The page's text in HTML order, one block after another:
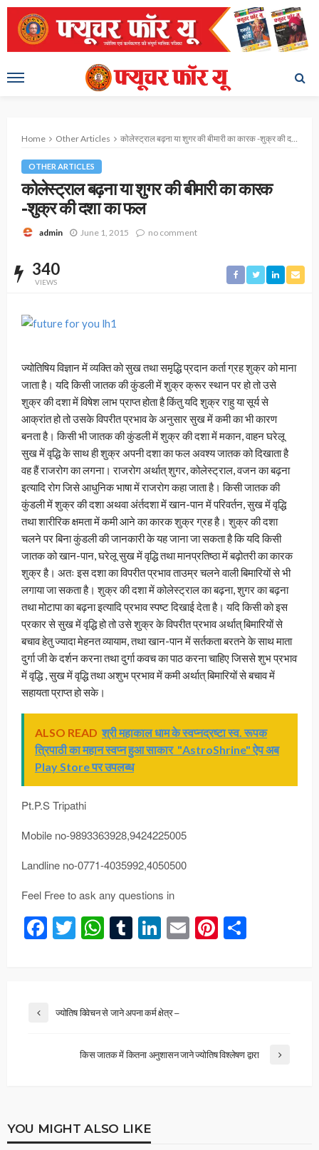
Home Other Articles कोलेस्ट्राल बढ़ना या शुगर की बीमारी का कारक -शुक्र की दशा का फल
OTHER ARTICLES
कोलेस्ट्राल बढ़ना या शुगर की बीमारी का कारक
-शुक्र की दशा का फल
admin June 1, 2015 no comment
340
VIEWS
ज्योतिषिय विज्ञान में व्यक्ति को सुख तथा समृद्धि प्रदान कर्ता ग्रह शुक्र को माना
जाता है। यदि किसी जातक की कुंडली में शुक्र क्रूर स्थान पर हो तो उसे
शुक्र की दशा में विषेश लाभ प्राप्त होता है किंतु यदि शुक्र राहु या सूर्य से
आक्रांत हो तो उसके विपरीत प्रभाव के अनुसार सुख में कमी का भी कारण
बनता है। किसी भी जातक की कुंडली में शुक्र की दशा में मकान, वाहन घरेलू
सुख में वृद्धि के साथ ही शुक्र अपनी दशा का फल अवश्य जातक को दिखाता है
वह हैं राजरोग का लगना। राजरोग अर्थात् शुगर, कोलेस्ट्राल, वजन का बढ़ना
इत्यादि रोग जिसे आधुनिक भाषा में राजरोग कहा जाता है। किसी जातक की
कुंडली में शुक्र की दशा अथवा अंर्तदशा में खान-पान में परिवर्तन, सुख में वृद्धि
तथा शारीरिक क्षमता में कमी आने का कारक शुक्र ग्रह है। शुक्र की दशा
चलने पर बिना कुंडली की जानकारी के यह जाना जा सकता है कि यदि किसी
जातक को खान-पान, घरेलू सुख में वृद्धि तथा मानप्रतिष्ठा में बढ़ोतरी का कारक
शुक्र है। अतः इस दशा का विपरीत प्रभाव ताउम्र चलने वाली बिमारियों से भी
लगाया जा सकता है। शुक्र की दशा में कोलेस्ट्राल का बढ़ना, शुगर का बढ़ना
तथा मोटापा का बढ़ना इत्यादि प्रभाव स्पष्ट दिखाई देता है। यदि किसी को इस
प्रकार से सुख में वृद्धि हो तो उसे शुक्र के विपरीत प्रभाव अर्थात् बिमारियों से
बचाव हेतु ज्यादा मेहनत व्यायाम, तथा खान-पान में सर्तकता बरतने के साथ माता
दुर्गा जी के दर्शन करना तथा दुर्गा कवच का पाठ करना चाहिए जिससे शुभ प्रभाव
में वृद्धि , सुख में वृद्धि तथा अशुभ प्रभाव में कमी अर्थात् बिमारियों से बचाव में
सहायता प्राप्त हो सके।
ALSO READ श्री महाकाल धाम के स्वप्नद्रष्टा स्व. रूपक
त्रिपाठी का महान स्वप्न हुआ साकार "AstroShrine" ऐप अब
Play Store पर उपलब्ध
Pt.P.S Tripathi
Mobile no-9893363928,9424225005
Landline no-0771-4035992,4050500
Feel Free to ask any questions in
Facebook
Twitter
WhatsApp
Tumblr
LinkedIn
EmailPinterest
ज्योतिष विवेचन से जाने अपना कर्म क्षेत्र –
किस जातक में कितना अनुशासन जाने ज्योतिष विश्लेषण द्वारा
YOU MIGHT ALSO LIKE